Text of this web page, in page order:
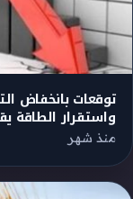
توقعات بانخفاض
واستقرار الطاقة
منذ شهر